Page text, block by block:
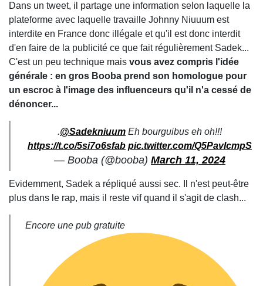
Dans un tweet, il partage une information selon laquelle la
plateforme avec laquelle travaille Johnny Niuuum est
interdite en France donc illégale et qu'il est donc interdit
d'en faire de la publicité ce que fait régulièrement Sadek...
C'est un peu technique mais vous avez compris l'idée
générale : en gros Booba prend son homologue pour
un escroc à l'image des influenceurs qu'il n'a cessé de
dénoncer...
.@Sadekniuum Eh bourguibus eh oh!!!
https://t.co/5si7o6sfab pic.twitter.com/Q5PavIcmpS
— Booba (@booba) March 11, 2024
Evidemment, Sadek a répliqué aussi sec. Il n'est peut-être
plus dans le rap, mais il reste vif quand il s'agit de clash...
Encore une pub gratuite